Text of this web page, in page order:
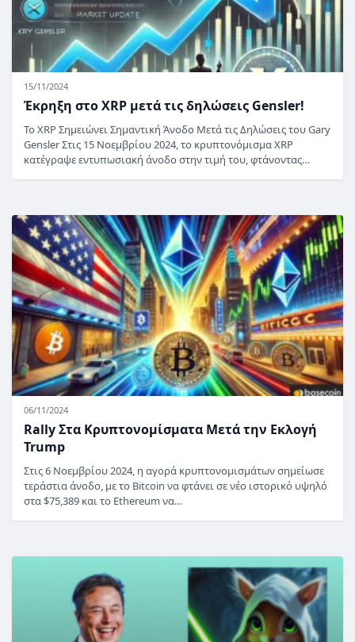
15/11/2024
Έκρηξη στο XRP μετά τις δηλώσεις Gensler!
Το XRP Σημειώνει Σημαντική Άνοδο Μετά τις Δηλώσεις του Gary
Gensler Στις 15 Νοεμβρίου 2024, το κρυπτονόμισμα XRP
κατέγραψε εντυπωσιακή άνοδο στην τιμή του, φτάνοντας…
06/11/2024
Rally Στα Κρυπτονομίσματα Μετά την Εκλογή
Trump
Στις 6 Νοεμβρίου 2024, η αγορά κρυπτονομισμάτων σημείωσε
τεράστια άνοδο, με το Bitcoin να φτάνει σε νέο ιστορικό υψηλό
στα $75,389 και το Ethereum να…